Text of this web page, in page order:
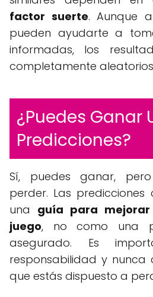
factor suerte. Aunque
pueden ayudarte a
informadas, los
completamente
¿Puedes Ganar
Predicciones?
Sí, puedes ganar,
perder. Las
una guía para
juego, no como una
asegurado. Es
responsabilidad y
que estás dispuesto a